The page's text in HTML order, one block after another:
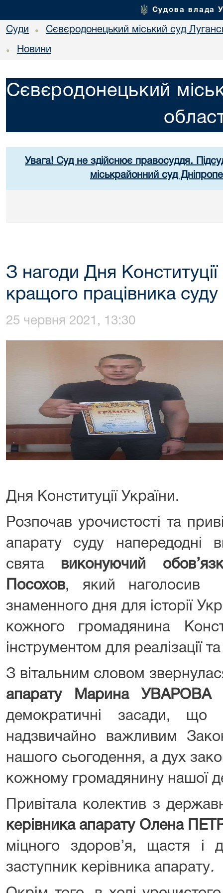
Судова влада
Суди • Сєвєродонецький міський суд
• Новини
Сєвєродонецький
Увага! Суд не здійснює правосуддя.
міськрайонний суд
З нагоди Дня
кращого працівника суду
25 червня 2021, 13:30
Дня Конституції України.
Розпочав урочистості та
апарату суду напередодні
свята
виконуючий
Посохов, який наголосив
знаменного дня для історії
кожного громадянина
інструментом для реалізації
З вітальним словом
апарату Марина УВАРОВА
демократичні засади, що
надзвичайно важливим
нашого сьогодення, а дух
кожному громадянину нашої
Привітала колектив з
керівника апарату Олена
міцного здоров’я, щастя і
заступник керівника апарату.